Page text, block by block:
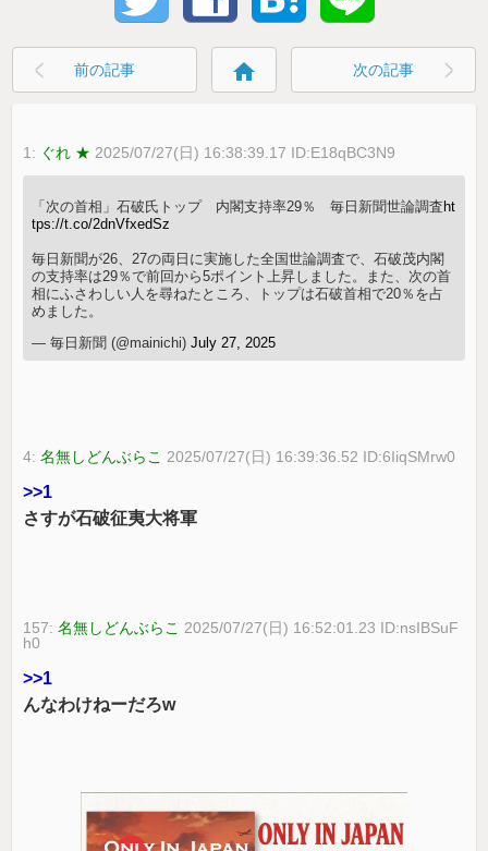
前の記事 home 次の記事
1: ぐれ ★ 2025/07/27(日) 16:38:39.17 ID:E18qBC3N9
「次の首相」石破氏トップ 内閣支持率29％ 毎日新聞世論調査 ht
tps://t.co/2dnVfxedSz
毎日新聞が26、27の両日に実施した全国世論調査で、石破茂内閣
の支持率は29％で前回から5ポイント上昇しました。また、次の首
相にふさわしい人を尋ねたところ、トップは石破首相で20％を占
めました。
— 毎日新聞 (@mainichi)July 27, 2025
4:名無しどんぶらこ 2025/07/27(日) 16:39:36.52 ID:6IiqSMrw0
>>1
さすが石破征夷大将軍
157:名無しどんぶらこ 2025/07/27(日) 16:52:01.23 ID:nsIBSuF
h0
>>1
んなわけねーだろw